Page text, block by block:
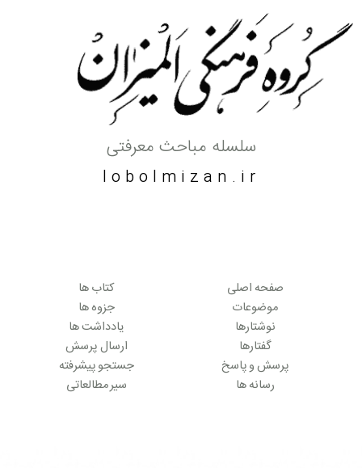
سلسله مباحث معرفتی
lobolmizan.ir
صفحه اصلی
موضوعات
نوشتارها
گفتارها
پرسش و پاسخ
رسانه ها
کتاب ها
جزوه ها
یادداشت ها
ارسال پرسش
جستجو پیشرفته
سیر مطالعاتی